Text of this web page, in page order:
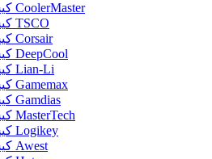
کیس CoolerMaster
کیس TSCO
کیس Corsair
کیس DeepCool
کیس Lian-Li
کیس Gamemax
کیس Gamdias
کیس MasterTech
کیس Logikey
کیس Awest